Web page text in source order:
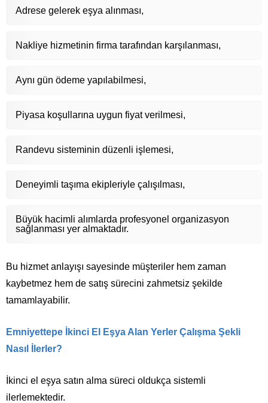
Adrese gelerek eşya alınması,
Nakliye hizmetinin firma tarafından karşılanması,
Aynı gün ödeme yapılabilmesi,
Piyasa koşullarına uygun fiyat verilmesi,
Randevu sisteminin düzenli işlemesi,
Deneyimli taşıma ekipleriyle çalışılması,
Büyük hacimli alımlarda profesyonel organizasyon
sağlanması yer almaktadır.
Bu hizmet anlayışı sayesinde müşteriler hem zaman
kaybetmez hem de satış sürecini zahmetsiz şekilde
tamamlayabilir.
Emniyettepe İkinci El Eşya Alan Yerler Çalışma Şekli
Nasıl İlerler?
İkinci el eşya satın alma süreci oldukça sistemli
ilerlemektedir.